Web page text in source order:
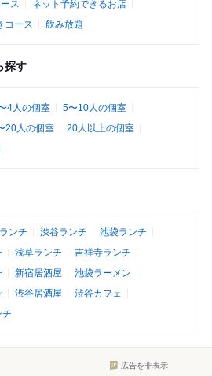
ス
ネット予約できるお店
コース
飲み放題
探す
4人の個室
5〜10人の個室
20人の個室
20人以上の個室
ンチ 渋谷ランチ
池袋ランチ
浅草ランチ
吉祥寺ランチ
新宿居酒屋
池袋ラーメン
渋谷居酒屋
渋谷カフェ
チ
広告を非表示